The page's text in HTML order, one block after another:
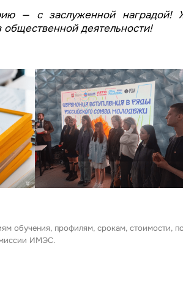
— с заслуженной наградой!
деятельности!
обучения, профилям, срокам, стоимости,
ИМЭС.